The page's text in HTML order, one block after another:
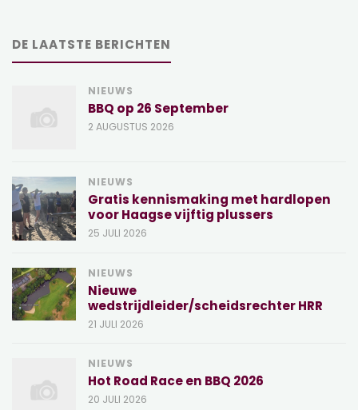
DE LAATSTE BERICHTEN
NIEUWS
BBQ op 26 September
2 AUGUSTUS 2026
NIEUWS
Gratis kennismaking met hardlopen
voor Haagse vijftig plussers
25 JULI 2026
NIEUWS
Nieuwe
wedstrijdleider/scheidsrechter HRR
21 JULI 2026
NIEUWS
Hot Road Race en BBQ 2026
20 JULI 2026